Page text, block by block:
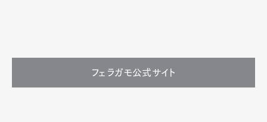
フェラガモ公式サイト